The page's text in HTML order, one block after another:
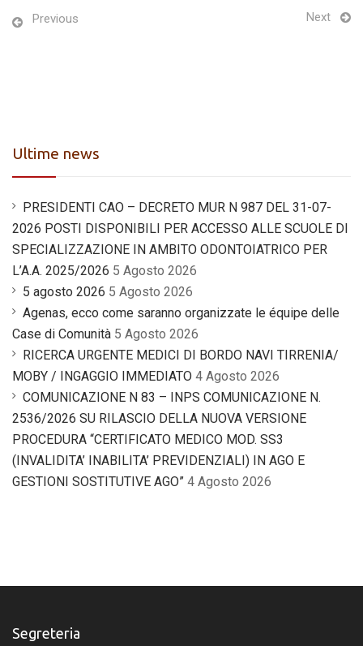
Previous Next
Ultime news
PRESIDENTI CAO – DECRETO MUR N 987 DEL 31-07-
2026 POSTI DISPONIBILI PER ACCESSO ALLE SCUOLE DI
SPECIALIZZAZIONE IN AMBITO ODONTOIATRICO PER
L’A.A. 2025/2026 5 Agosto 2026
5 agosto 2026 5 Agosto 2026
Agenas, ecco come saranno organizzate le équipe delle
Case di Comunità 5 Agosto 2026
RICERCA URGENTE MEDICI DI BORDO NAVI TIRRENIA/
MOBY / INGAGGIO IMMEDIATO 4 Agosto 2026
COMUNICAZIONE N 83 – INPS COMUNICAZIONE N.
2536/2026 SU RILASCIO DELLA NUOVA VERSIONE
PROCEDURA “CERTIFICATO MEDICO MOD. SS3
(INVALIDITA’ INABILITA’ PREVIDENZIALI) IN AGO E
GESTIONI SOSTITUTIVE AGO” 4 Agosto 2026
Segreteria